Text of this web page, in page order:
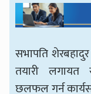
सभापति
तयारी लगायत
छलफल गर्न